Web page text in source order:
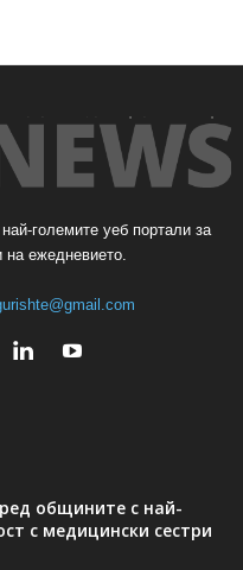
големите уеб портали за
ежедневието.
общините с най-
с медицински сестри